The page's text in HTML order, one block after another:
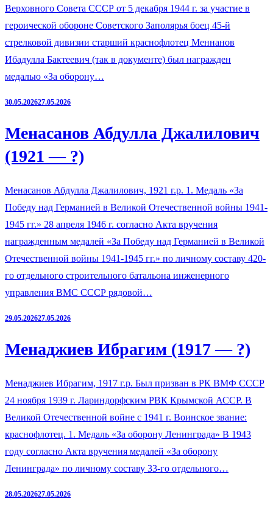
Верховного Совета СССР от 5 декабря 1944 г. за участие в
героической обороне Советского Заполярья боец 45-й
стрелковой дивизии старший краснофлотец Меннанов
Ибадулла Бактеевич (так в документе) был награжден
медалью «За оборону…
30.05.202627.05.2026
Менасанов Абдулла Джалилович
(1921 — ?)
Менасанов Абдулла Джалилович, 1921 г.р. 1. Медаль «За
Победу над Германией в Великой Отечественной войны 1941-
1945 гг.» 28 апреля 1946 г. согласно Акта вручения
награжденным медалей «За Победу над Германией в Великой
Отечественной войны 1941-1945 гг.» по личному составу 420-
го отдельного строительного батальона инженерного
управления ВМС СССР рядовой…
29.05.202627.05.2026
Менаджиев Ибрагим (1917 — ?)
Менаджиев Ибрагим, 1917 г.р. Был призван в РК ВМФ СССР
24 ноября 1939 г. Лариндорфским РВК Крымской АССР. В
Великой Отечественной войне с 1941 г. Воинское звание:
краснофлотец. 1. Медаль «За оборону Ленинграда» В 1943
году согласно Акта вручения медалей «За оборону
Ленинграда» по личному составу 33-го отдельного…
28.05.202627.05.2026